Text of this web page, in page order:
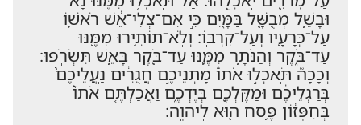
וּבָשֵׁ֥ל מְבֻשָּׁ֖ל בַּמָּ֑יִם כִּ֣י אִם־צְלִי־אֵ֔שׁ רֹאשׁ֥וֹ
עַל־כְּרָעָ֖יו וְעַל־קִרְבּֽוֹ׃ וְלֹֽא־תוֹתִ֥ירוּ מִמֶּ֖נּוּ
עַד־בֹּ֑קֶר וְהַנֹּתָ֥ר מִמֶּ֛נּוּ עַד־בֹּ֖קֶר בָּאֵ֥שׁ תִּשְׂרֹֽפוּ׃
וְכָכָה֮ תֹּֽאכְל֣וּ אֹתוֹ֒ מָתְנֵיכֶ֣ם חֲגֻרִ֔ים נַֽעֲלֵיכֶם֙
בְּרַגְלֵיכֶ֔ם וּמַקֶּלְכֶ֖ם בְּיֶדְכֶ֑ם וַֽאֲכַלְתֶּ֤ם אֹתוֹ֙
בְּחִפָּז֔וֹן פֶּ֥סַח ה֖וּא לַֽיהוָֽה׃